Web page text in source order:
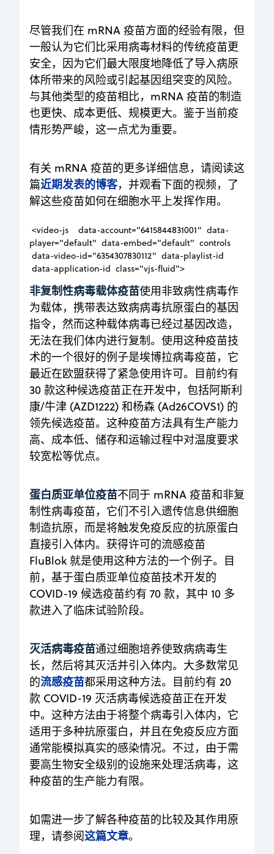
尽管我们在 mRNA 疫苗方面的经验有限，但
一般认为它们比采用病毒材料的传统疫苗更
安全，因为它们最大限度地降低了导入病原
体所带来的风险或引起基因组突变的风险。
与其他类型的疫苗相比，mRNA 疫苗的制造
也更快、成本更低、规模更大。鉴于当前疫
情形势严峻，这一点尤为重要。
有关 mRNA 疫苗的更多详细信息，请阅读这
篇近期发表的博客，并观看下面的视频，了
解这些疫苗如何在细胞水平上发挥作用。
<video-js data-account="6415844831001" data-
player="default" data-embed="default" controls
data-video-id="6354307830112" data-playlist-id
data-application-id class="vjs-fluid">
非复制性病毒载体疫苗使用非致病性病毒作
为载体，携带表达致病病毒抗原蛋白的基因
指令，然而这种载体病毒已经过基因改造，
无法在我们体内进行复制。使用这种疫苗技
术的一个很好的例子是埃博拉病毒疫苗，它
最近在欧盟获得了紧急使用许可。目前约有
30 款这种候选疫苗正在开发中，包括阿斯利
康/牛津 (AZD1222) 和杨森 (Ad26COVS1) 的
领先候选疫苗。这种疫苗方法具有生产能力
高、成本低、储存和运输过程中对温度要求
较宽松等优点。
蛋白质亚单位疫苗不同于 mRNA 疫苗和非复
制性病毒疫苗，它们不引入遗传信息供细胞
制造抗原，而是将触发免疫反应的抗原蛋白
直接引入体内。获得许可的流感疫苗
FluBlok 就是使用这种方法的一个例子。目
前，基于蛋白质亚单位疫苗技术开发的
COVID-19 候选疫苗约有 70 款，其中 10 多
款进入了临床试验阶段。
灭活病毒疫苗通过细胞培养使致病病毒生
长，然后将其灭活并引入体内。大多数常见
的流感疫苗都采用这种方法。目前约有 20
款 COVID-19 灭活病毒候选疫苗正在开发
中。这种方法由于将整个病毒引入体内，它
适用于多种抗原蛋白，并且在免疫反应方面
通常能模拟真实的感染情况。不过，由于需
要高生物安全级别的设施来处理活病毒，这
种疫苗的生产能力有限。
如需进一步了解各种疫苗的比较及其作用原
理，请参阅这篇文章。